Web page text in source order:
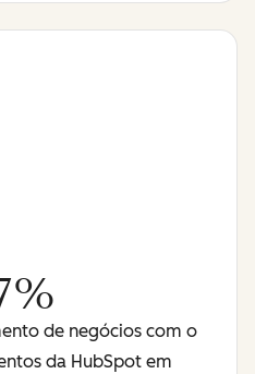
de negócios com o
da HubSpot em